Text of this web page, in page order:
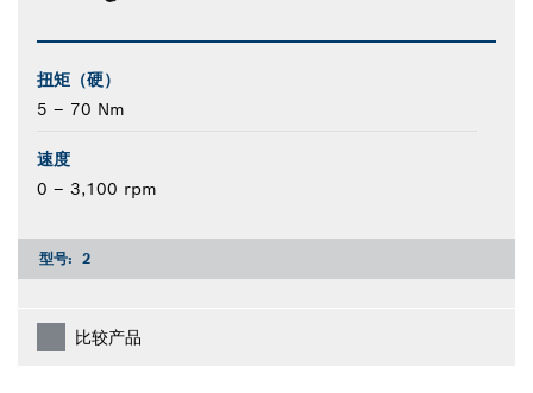
扭矩（硬）
5 – 70 Nm
速度
0 – 3,100 rpm
型号: 2
比较产品